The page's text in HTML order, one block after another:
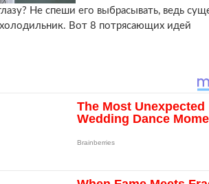
Не спеши его выбрасывать, ведь
Вот 8 потрясающих идей